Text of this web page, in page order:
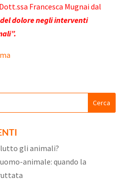
Francesca Mugnai dal
dolore negli interventi
gli animali?
animale: quando la